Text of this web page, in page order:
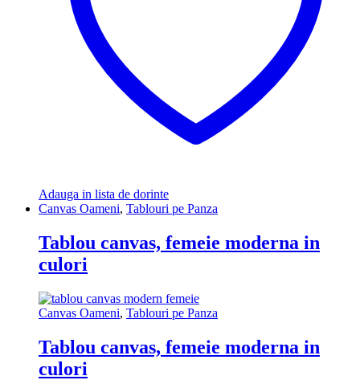
Adauga in lista de dorinte
Canvas Oameni, Tablouri pe Panza
Tablou canvas, femeie moderna in
culori
Canvas Oameni, Tablouri pe Panza
Tablou canvas, femeie moderna in
culori